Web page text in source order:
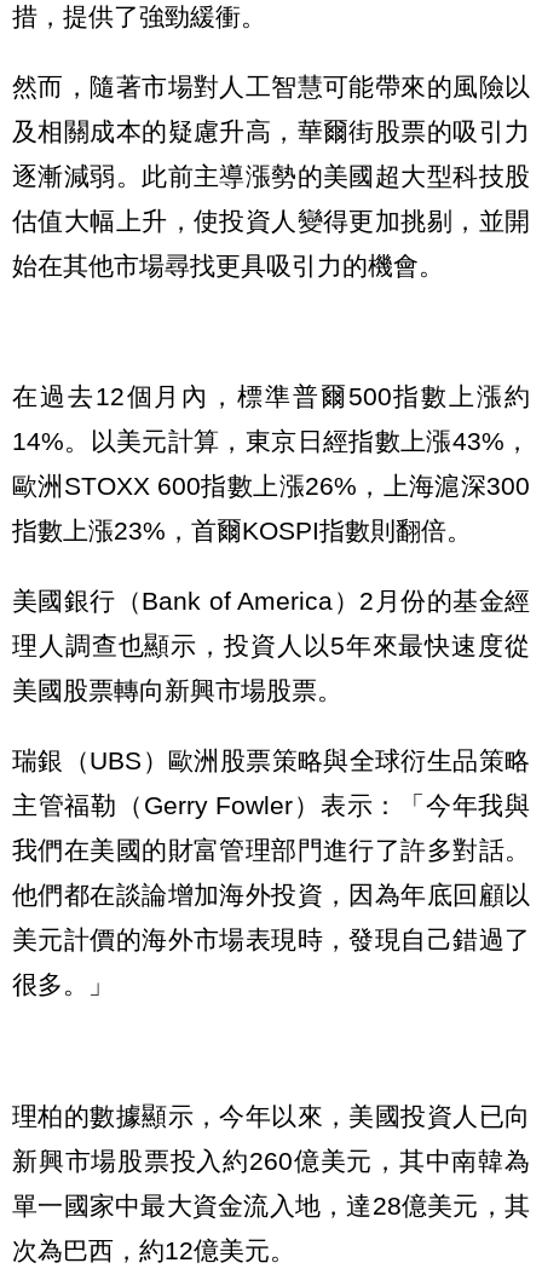
措，提供了強勁緩衝。
然而，隨著市場對人工智慧可能帶來的風險以
及相關成本的疑慮升高，華爾街股票的吸引力
逐漸減弱。此前主導漲勢的美國超大型科技股
估值大幅上升，使投資人變得更加挑剔，並開
始在其他市場尋找更具吸引力的機會。
在過去12個月內，標準普爾500指數上漲約
14%。以美元計算，東京日經指數上漲43%，
歐洲STOXX 600指數上漲26%，上海滬深300
指數上漲23%，首爾KOSPI指數則翻倍。
美國銀行（Bank of America）2月份的基金經
理人調查也顯示，投資人以5年來最快速度從
美國股票轉向新興市場股票。
瑞銀（UBS）歐洲股票策略與全球衍生品策略
主管福勒（Gerry Fowler）表示：「今年我與
我們在美國的財富管理部門進行了許多對話。
他們都在談論增加海外投資，因為年底回顧以
美元計價的海外市場表現時，發現自己錯過了
很多。」
理柏的數據顯示，今年以來，美國投資人已向
新興市場股票投入約260億美元，其中南韓為
單一國家中最大資金流入地，達28億美元，其
次為巴西，約12億美元。